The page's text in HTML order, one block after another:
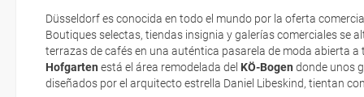
Düsseldorf es conocida en todo el mundo por la oferta
Boutiques selectas, tiendas insignia y galerías comerciales se
terrazas de cafés en una auténtica pasarela de moda abierta a
Hofgarten está el área remodelada del KÖ-Bogen donde unos
diseñados por el arquitecto estrella Daniel Libeskind, tientan
Características
Eso sí, deberás estar atento si viajas con una compañía low cost,
exigen la presentación de la tarjeta de embarque (que deberás
no te carguen un suplemento extra en el mismo aeropuerto.
En caso de tener que enviarte la documentación de un paquete